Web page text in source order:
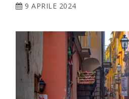
9 APRILE 2024